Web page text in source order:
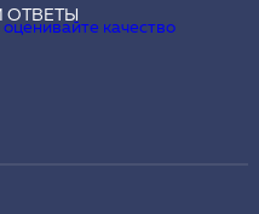
ОТВЕТЫ